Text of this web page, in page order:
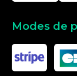
Modes de